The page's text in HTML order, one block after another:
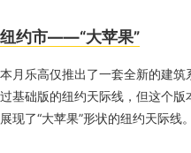
纽约市——“大苹果”
本月乐高仅推出了一套全新的建
过基础版的纽约天际线，但这个
展现了“大苹果”形状的纽约天际线。